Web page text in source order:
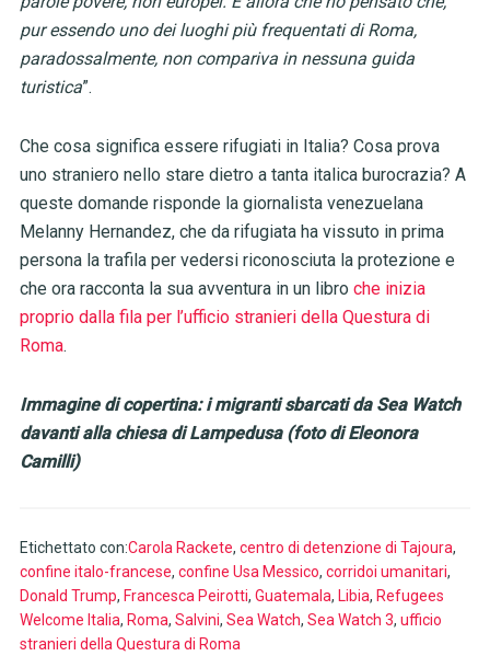
pur essendo uno dei luoghi più frequentati di Roma,
paradossalmente, non compariva in nessuna guida
turistica”.
Che cosa significa essere rifugiati in Italia? Cosa prova
uno straniero nello stare dietro a tanta italica burocrazia? A
queste domande risponde la giornalista venezuelana
Melanny Hernandez, che da rifugiata ha vissuto in prima
persona la trafila per vedersi riconosciuta la protezione e
che ora racconta la sua avventura in un libro che inizia
proprio dalla fila per l’ufficio stranieri della Questura di
Roma.
Immagine di copertina: i migranti sbarcati da Sea Watch
davanti alla chiesa di Lampedusa (foto di Eleonora
Camilli)
Etichettato con:Carola Rackete, centro di detenzione di Tajoura,
confine italo-francese, confine Usa Messico, corridoi umanitari,
Donald Trump, Francesca Peirotti, Guatemala, Libia, Refugees
Welcome Italia, Roma, Salvini, Sea Watch, Sea Watch 3, ufficio
stranieri della Questura di Roma